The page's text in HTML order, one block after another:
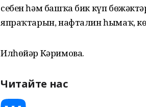
себен һәм башҡа бик күп
япраҡтарын, нафталин һымаҡ,
Илһөйәр Кәримова.
Читайте нас